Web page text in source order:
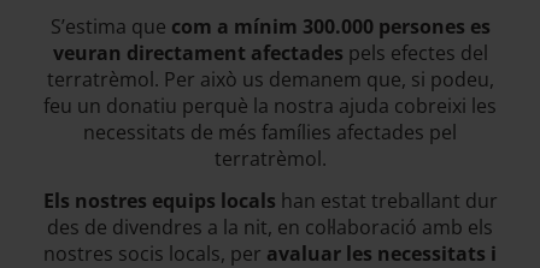
S’estima que com a mínim 300.000 persones es
veuran directament afectades pels efectes del
terratrèmol. Per això us demanem que, si podeu,
feu un donatiu perquè la nostra ajuda cobreixi les
necessitats de més famílies afectades pel
terratrèmol.
Els nostres equips locals han estat treballant dur
des de divendres a la nit, en col·laboració amb els
nostres socis locals, per avaluar les necessitats i